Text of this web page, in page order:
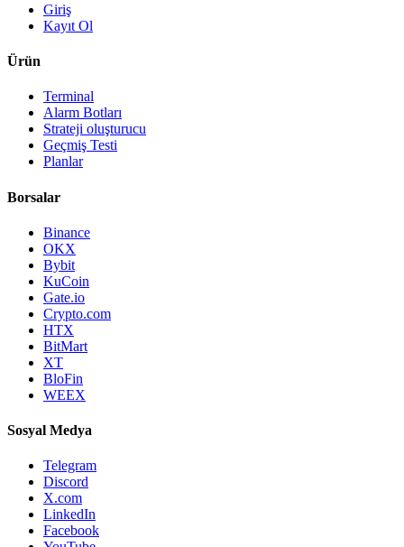
Giriş
Kayıt Ol
Ürün
Terminal
Alarm Botları
Strateji oluşturucu
Geçmiş Testi
Planlar
Borsalar
Binance
OKX
Bybit
KuCoin
Gate.io
Crypto.com
HTX
BitMart
XT
BloFin
WEEX
Sosyal Medya
Telegram
Discord
X.com
LinkedIn
Facebook